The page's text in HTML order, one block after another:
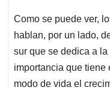
Como se puede ver,
hablan, por un lado,
sur que se dedica a
importancia que tiene
modo de vida el